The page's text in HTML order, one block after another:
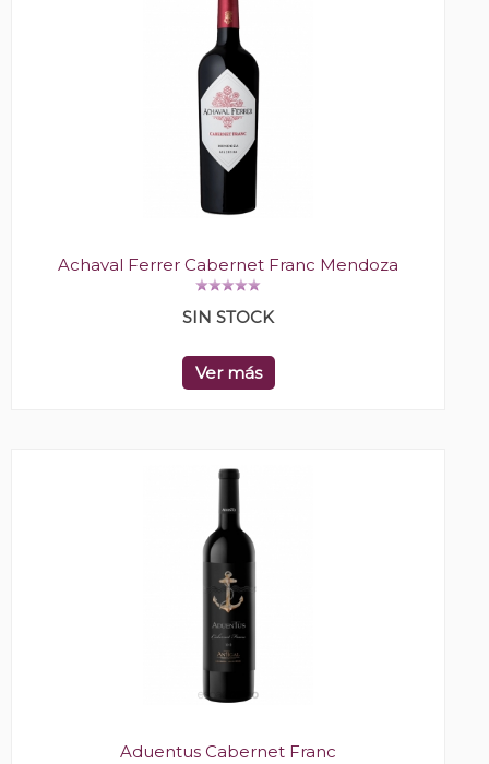
Achaval Ferrer Cabernet Franc Mendoza
SIN STOCK
Ver más
Aduentus Cabernet Franc